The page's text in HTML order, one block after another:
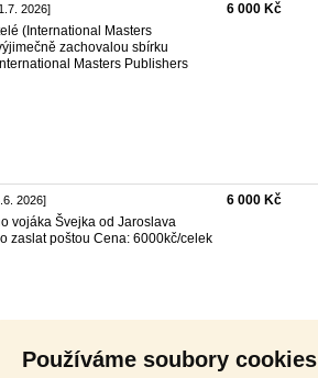
Používáme soubory cookies
2026]
(International Masters
zachovalou sbírku
Masters Publishers
6 000 Kč
2026]
vojáka Švejka od Jaroslava
zaslat poštou Cena: 6000kč/celek
6 000 Kč